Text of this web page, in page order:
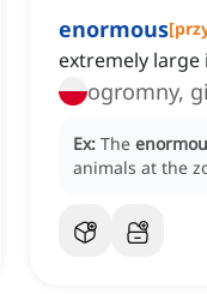
enormous[
extremely large
ogromny,
Ex: The
animals at the